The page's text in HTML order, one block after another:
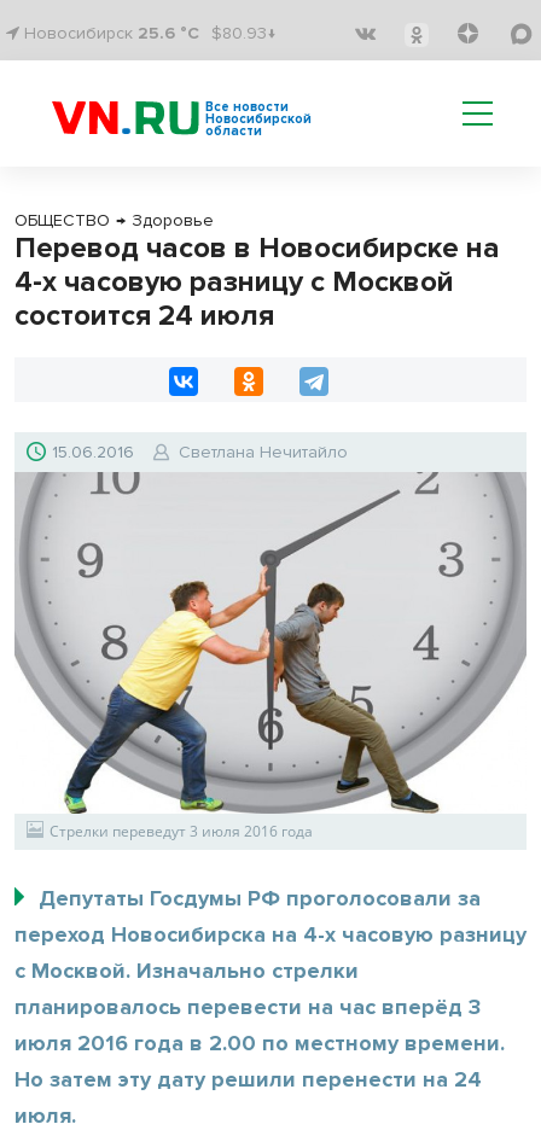
Новосибирск 25.6 °C $80.93↓
Все новости
Новосибирской
области
ОБЩЕСТВО → Здоровье
Перевод часов в Новосибирске на
4-х часовую разницу с Москвой
состоится 24 июля
15.06.2016 Светлана Нечитайло
Стрелки переведут 3 июля 2016 года
Депутаты Госдумы РФ проголосовали за
переход Новосибирска на 4-х часовую разницу
с Москвой. Изначально стрелки
планировалось перевести на час вперёд 3
июля 2016 года в 2.00 по местному времени.
Но затем эту дату решили перенести на 24
июля.